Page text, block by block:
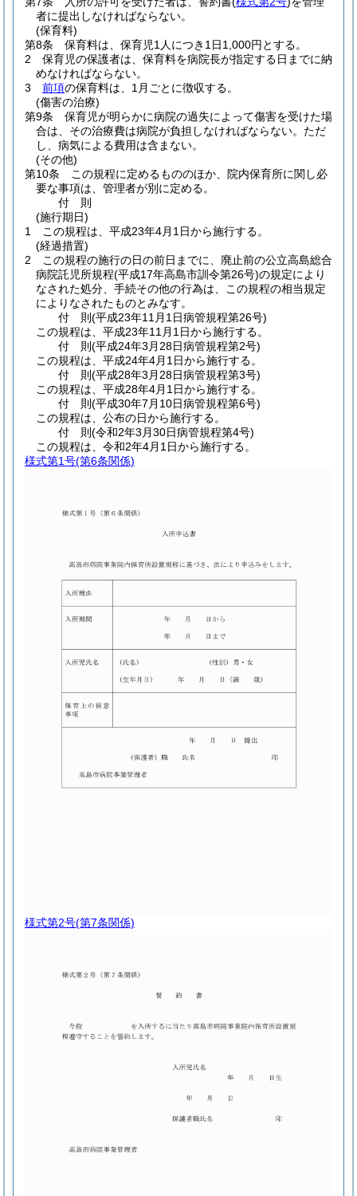
者に提出しなければならない。
(保育料)
第8条
保育料は、保育児1人につき1日1,000円とする。
2
保育児の保護者は、保育料を病院長が指定する日までに納
めなければならない。
3
前項の保育料は、1月ごとに徴収する。
(傷害の治療)
第9条
保育児が明らかに病院の過失によって傷害を受けた場
合は、その治療費は病院が負担しなければならない。 ただ
し、病気による費用は含まない。
(その他)
第10条
この規程に定めるもののほか、院内保育所に関し必
要な事項は、管理者が別に定める。
付 則
(施行期日)
1
この規程は、平成23年4月1日から施行する。
(経過措置)
2
この規程の施行の日の前日までに、廃止前の公立高島総合
病院託児所規程(平成17年高島市訓令第26号)の規定により
なされた処分、手続その他の行為は、この規程の相当規定
によりなされたものとみなす。
付 則(平成23年11月1日病管規程第26号)
この規程は、平成23年11月1日から施行する。
付 則(平成24年3月28日病管規程第2号)
この規程は、平成24年4月1日から施行する。
付 則(平成28年3月28日病管規程第3号)
この規程は、平成28年4月1日から施行する。
付 則(平成30年7月10日病管規程第6号)
この規程は、公布の日から施行する。
付 則(令和2年3月30日病管規程第4号)
この規程は、令和2年4月1日から施行する。
様式第1号(第6条関係)
様式第2号(第7条関係)